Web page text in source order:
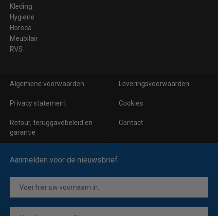
Kleding
Hygiene
Horeca
Meubilair
RVS
Algemene voorwaarden Leveringsvoorwaarden
Privacy statement Cookies
Retour, teruggavebeleid en
garantie
Contact
Aanmelden voor de nieuwsbrief